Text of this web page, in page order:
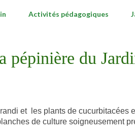
Activités pédagogiques
pépinière du
et les plants de cucurbitacées
de culture soigneusement